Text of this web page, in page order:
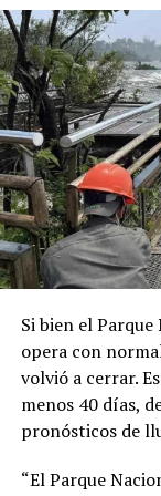
1926.
“Cuando vi los
soldadura y toda
pensé
un sistema muy
marcarles el
A partir de ese
ofreciódos
para operarios
cubriera los
de inmediato.
“Mi esposa es
técnica. Esa
hacerlo’”,
Si bien el
opera con
volvió a cerrar.
menos 40 días,
pronósticos de
“El Parque